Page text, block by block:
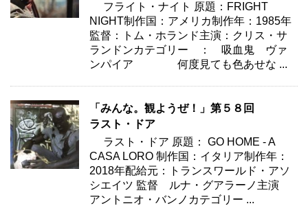
フライト・ナイト 原題：FRIGHT
NIGHT制作国：アメリカ制作年：1985年
監督：トム・ホランド主演：クリス・サ
ランドンカテゴリー ： 吸血鬼 ヴァ
ンパイア 何度見ても色あせな ...
「みんな。観ようぜ！」第５８回
ラスト・ドア
ラスト・ドア 原題： GO HOME - A
CASA LORO 制作国：イタリア制作年：
2018年配給元：トランスワールド・アソ
シエイツ 監督 ルナ・グアラーノ主演
アントニオ・バンノカテゴリー ...